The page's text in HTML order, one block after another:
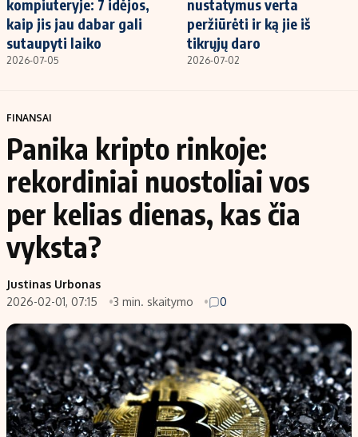
kompiuteryje: 7 idėjos,
kaip jis jau dabar gali
sutaupyti laiko
2026-07-05
nustatymus verta
peržiūrėti ir ką jie iš
tikrųjų daro
2026-07-02
FINANSAI
Panika kripto rinkoje:
rekordiniai nuostoliai vos
per kelias dienas, kas čia
vyksta?
Justinas Urbonas
2026-02-01, 07:15
3 min. skaitymo 0